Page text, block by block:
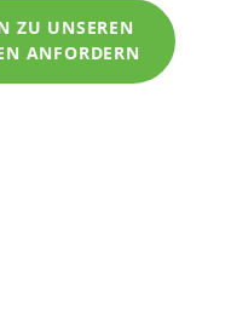
ZU UNSEREN
ANFORDERN